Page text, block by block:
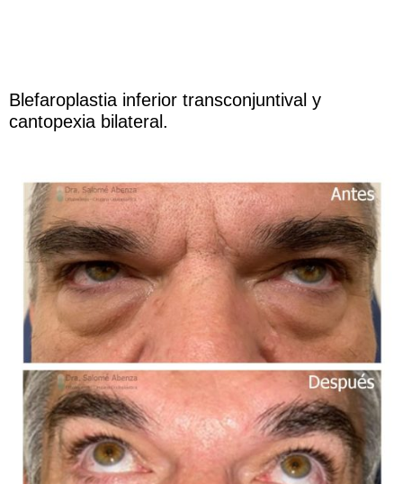
Blefaroplastia inferior transconjuntival y
cantopexia bilateral.